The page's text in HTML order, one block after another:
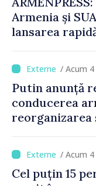
Armenia și
lansarea
/ Acum 4
Putin anunță
conducerea
/ Acum 4
Cel puțin 15